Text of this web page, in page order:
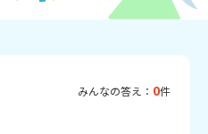
みんなの答え： 0件